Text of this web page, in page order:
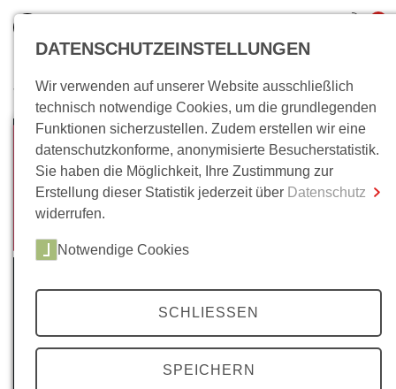
inkl. MwSt.
0,00 €
Zum Warenkorb Zur Kasse
Wo bin ich?
DATENSCHUTZEINSTELLUNGEN
Wir verwenden auf unserer Website ausschließlich
technisch notwendige Cookies, um die grundlegenden
Funktionen sicherzustellen. Zudem erstellen wir eine
datenschutzkonforme, anonymisierte Besucherstatistik.
Sie haben die Möglichkeit, Ihre Zustimmung zur
Erstellung dieser Statistik jederzeit über Datenschutz
widerrufen.
Notwendige Cookies
SCHLIESSEN
SPEICHERN